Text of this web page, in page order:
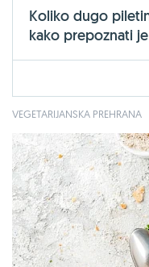
Koliko dugo
kako prepoznati
VEGETARIJANSKA PREHRANA